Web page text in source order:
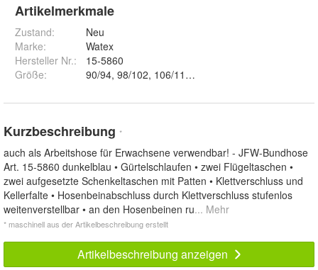
Artikelmerkmale
Zustand:
Neu
Marke:
Watex
Hersteller Nr.:
15-5860
Größe:
Kurzbeschreibung *
auch als Arbeitshose für Erwachsene verwendbar! - JFW-Bundhose
Art. 15-5860 dunkelblau • Gürtelschlaufen • zwei Flügeltaschen •
zwei aufgesetzte Schenkeltaschen mit Patten • Klettverschluss und
Kellerfalte • Hosenbeinabschluss durch Klettverschluss stufenlos
weitenverstellbar • an den Hosenbeinen ru... Mehr
* maschinell aus der Artikelbeschreibung erstellt
Artikelbeschreibung anzeigen